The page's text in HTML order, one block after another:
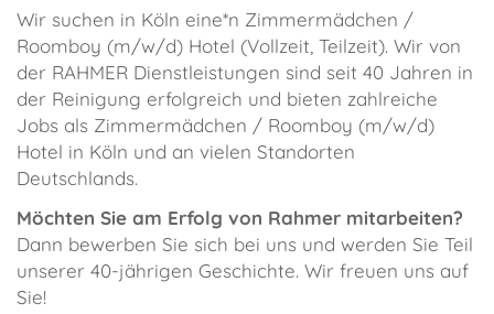
​Wir suchen in Köln eine*n Zimmermädchen /
Roomboy (m/w/d) Hotel (Vollzeit, Teilzeit). Wir von
der RAHMER Dienstleistungen sind seit 40 Jahren in
der Reinigung erfolgreich und bieten zahlreiche
Jobs als Zimmermädchen / Roomboy (m/w/d)
Hotel in Köln und an vielen Standorten
Deutschlands.
Möchten Sie am Erfolg von Rahmer mitarbeiten?
Dann bewerben Sie sich bei uns und werden Sie Teil
unserer 40-jährigen Geschichte. Wir freuen uns auf
Sie!